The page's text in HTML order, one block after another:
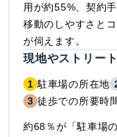
用が約55%、契約
移動のしやすさと
が伺えます。
現地やストリー
1 駐車場の所在地
3 徒歩での所要時
約68％が「駐車場